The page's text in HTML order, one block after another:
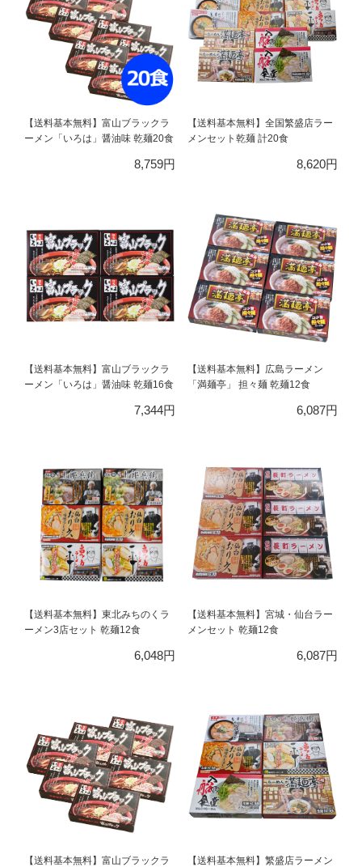
【送料基本無料】富山ブラックラ
ーメン「いろは」醤油味 乾麺20食
8,759円
【送料基本無料】全国繁盛店ラー
メンセット乾麺 計20食
8,620円
【送料基本無料】富山ブラックラ
ーメン「いろは」醤油味 乾麺16食
7,344円
【送料基本無料】広島ラーメン
「満麺亭」 担々麺 乾麺12食
6,087円
【送料基本無料】東北みちのくラ
ーメン3店セット 乾麺12食
6,048円
【送料基本無料】宮城・仙台ラー
メンセット 乾麺12食
6,087円
【送料基本無料】富山ブラックラ
【送料基本無料】繁盛店ラーメン